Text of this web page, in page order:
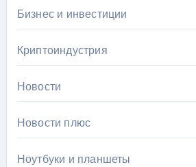
Бизнес и инвестиции
Криптоиндустрия
Новости
Новости плюс
Ноутбуки и планшеты